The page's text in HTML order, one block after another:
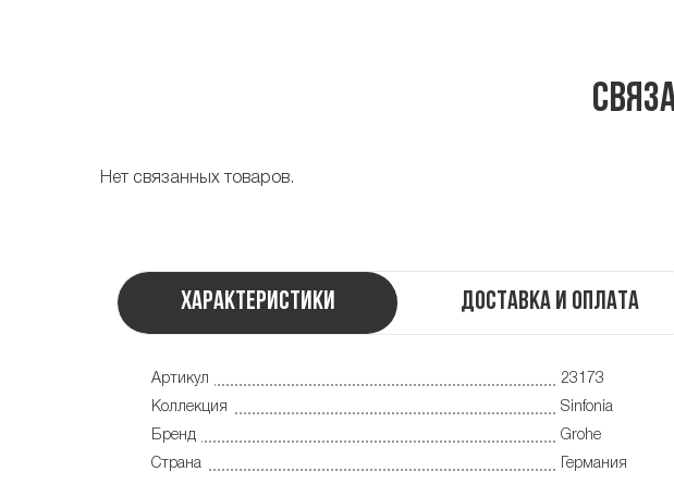
Нет связанных товаров.
Характеристики Доставка и оплата
Артикул
23173
Коллекция
Sinfonia
Бренд
Grohe
Страна
Германия